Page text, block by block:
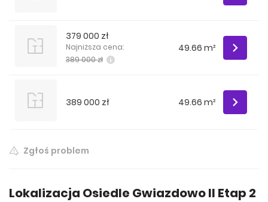
379 000 zł
Najniższa cena:
389 000 zł
49.66 m²
389 000 zł 49.66 m²
Zgłoś problem
Lokalizacja Osiedle Gwiazdowo II Etap 2